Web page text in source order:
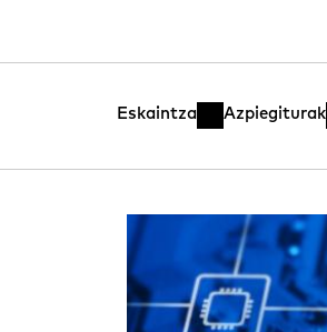
Eskaintza Azpiegiturak